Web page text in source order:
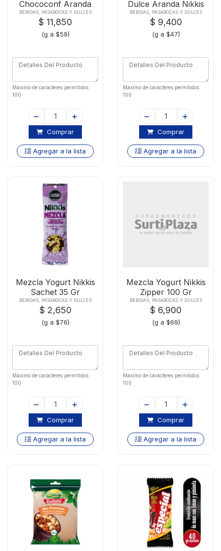
Chococonf Aranda
Nikkis 200g
BEBIDAS, PASABOCAS Y DULCES
$ 11,850
(g a $59)
Maximo de caracteres permitidos:
100
Comprar
Agregar a la lista
Dulce Aranda Nikkis
200g
BEBIDAS, PASABOCAS Y DULCES
$ 9,400
(g a $47)
Maximo de caracteres permitidos:
100
Comprar
Agregar a la lista
Mezcla Yogurt Nikkis
Sachet 35 Gr
BEBIDAS, PASABOCAS Y DULCES
$ 2,650
(g a $76)
Maximo de caracteres permitidos:
100
Comprar
Agregar a la lista
Mezcla Yogurt Nikkis
Zipper 100 Gr
BEBIDAS, PASABOCAS Y DULCES
$ 6,900
(g a $69)
Maximo de caracteres permitidos:
100
Comprar
Agregar a la lista